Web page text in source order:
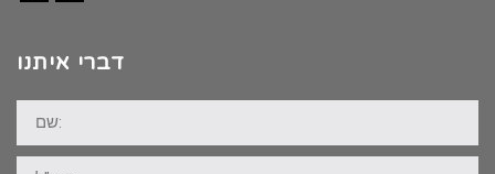
דברי איתנו
שם:
דוא"ל: